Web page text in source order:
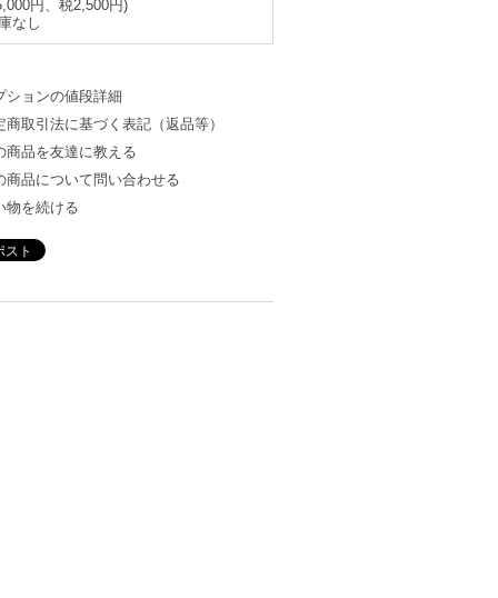
円、税2,500円)
なし
ションの値段詳細
商取引法に基づく表記（返品等）
商品を友達に教える
商品について問い合わせる
物を続ける